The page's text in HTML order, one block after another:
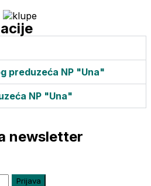
preduzeća NP "Una"
NP "Una"
newsletter
Prijava